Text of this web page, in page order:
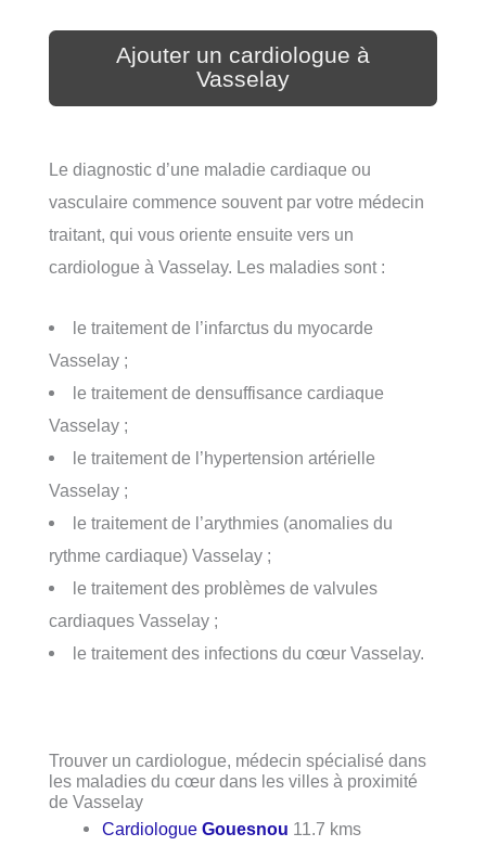
Ajouter un cardiologue à
Vasselay
Le diagnostic d’une maladie cardiaque ou
vasculaire commence souvent par votre médecin
traitant, qui vous oriente ensuite vers un
cardiologue à Vasselay. Les maladies sont :
le traitement de l’infarctus du myocarde
Vasselay ;
le traitement de densuffisance cardiaque
Vasselay ;
le traitement de l’hypertension artérielle
Vasselay ;
le traitement de l’arythmies (anomalies du
rythme cardiaque) Vasselay ;
le traitement des problèmes de valvules
cardiaques Vasselay ;
le traitement des infections du cœur Vasselay.
Trouver un cardiologue, médecin spécialisé dans
les maladies du cœur dans les villes à proximité
de Vasselay
CardiologueGouesnou 11.7 kms